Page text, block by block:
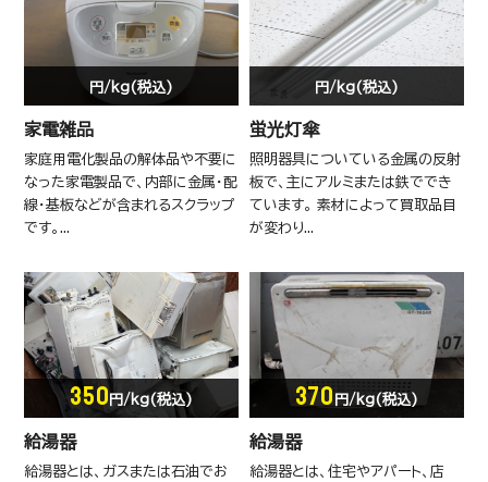
円/kg(税込)
家電雑品
家庭用電化製品の解体品や不要に
なった家電製品で、内部に金属・配
線・基板などが含まれるスクラップ
です。...
円/kg(税込)
蛍光灯傘
照明器具についている金属の反射
板で、主にアルミまたは鉄ででき
ています。 素材によって買取品目
が変わり...
350円/kg(税込)
給湯器
給湯器とは、ガスまたは石油でお
370 円/kg(税込)
給湯器
給湯器とは、住宅やアパート、店